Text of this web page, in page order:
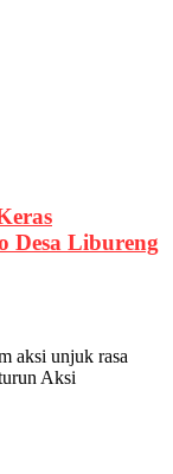
Desa Libureng
aksi unjuk rasa
Aksi